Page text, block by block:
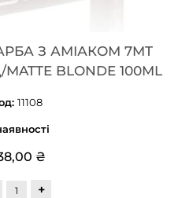
З АМІАКОМ 7MT
BLONDE 100ML
11108
₴
+